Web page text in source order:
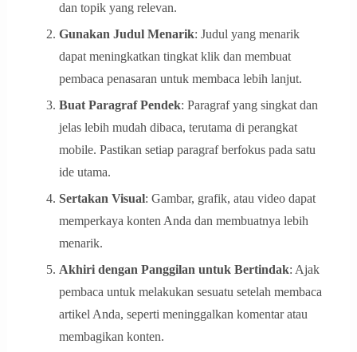
dan topik yang relevan.
Gunakan Judul Menarik: Judul yang menarik
dapat meningkatkan tingkat klik dan membuat
pembaca penasaran untuk membaca lebih lanjut.
Buat Paragraf Pendek: Paragraf yang singkat dan
jelas lebih mudah dibaca, terutama di perangkat
mobile. Pastikan setiap paragraf berfokus pada satu
ide utama.
Sertakan Visual: Gambar, grafik, atau video dapat
memperkaya konten Anda dan membuatnya lebih
menarik.
Akhiri dengan Panggilan untuk Bertindak: Ajak
pembaca untuk melakukan sesuatu setelah membaca
artikel Anda, seperti meninggalkan komentar atau
membagikan konten.